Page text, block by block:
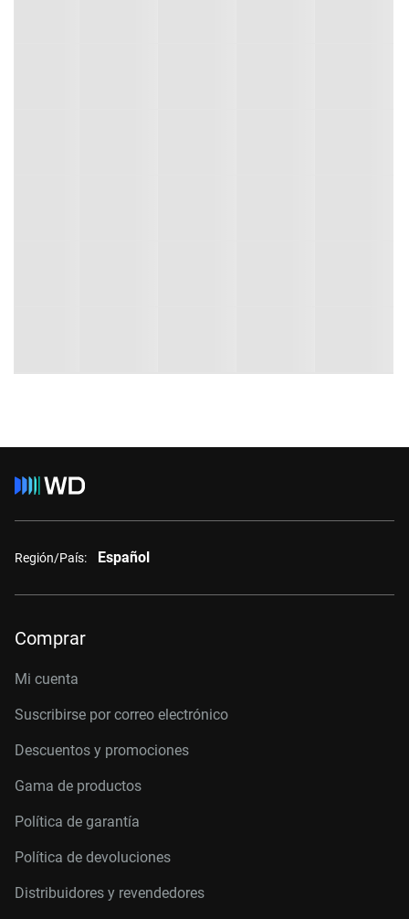
Región/País: Español
Comprar
Mi cuenta
Suscribirse por correo electrónico
Descuentos y promociones
Gama de productos
Política de garantía
Política de devoluciones
Distribuidores y revendedores